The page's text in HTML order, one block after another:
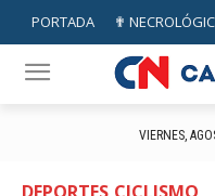
PORTADA ✟
VIERNES,